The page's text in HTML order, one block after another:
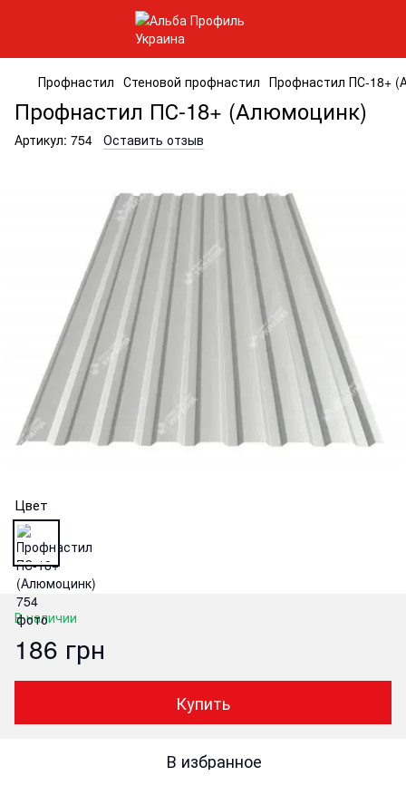
Профнастил Стеновой профнастил Профнастил ПС-18+
Профнастил ПС-18+ (Алюмоцинк)
Артикул: 754 Оставить отзыв
Цвет
В наличии
186 грн
Купить
В избранное